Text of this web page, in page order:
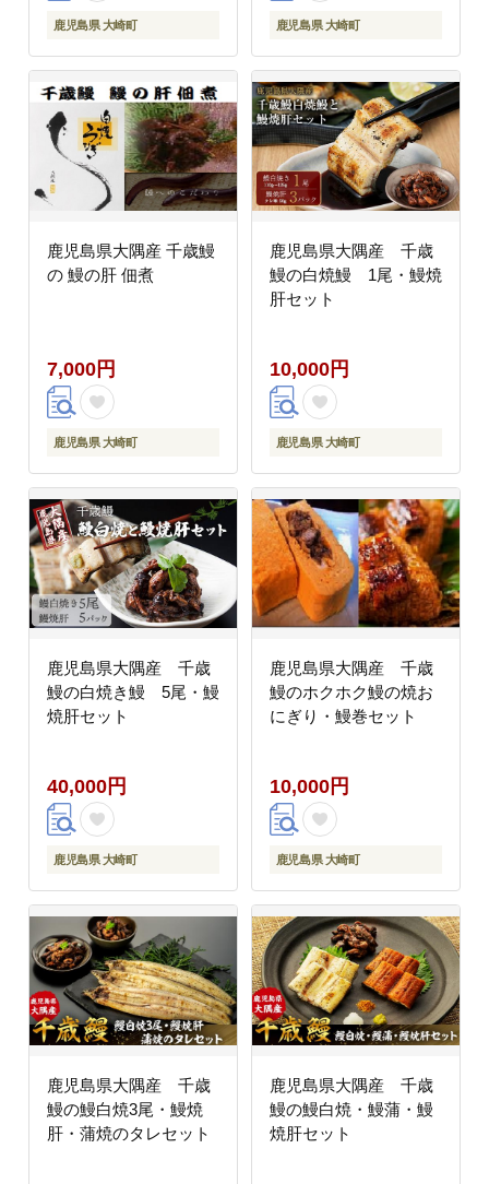
鹿児島県 大崎町 鹿児島県 大崎町
鹿児島県大隅産 千歳鰻
の 鰻の肝 佃煮
7,000円
鹿児島県 大崎町
鹿児島県大隅産 千歳
鰻の白焼鰻 1尾・鰻焼
肝セット
10,000円
鹿児島県 大崎町
鹿児島県大隅産 千歳
鰻の白焼き鰻 5尾・鰻
焼肝セット
40,000円
鹿児島県 大崎町
鹿児島県大隅産 千歳
鰻のホクホク鰻の焼お
にぎり・鰻巻セット
10,000円
鹿児島県 大崎町
鹿児島県大隅産 千歳
鰻の鰻白焼3尾・鰻焼
肝・蒲焼のタレセット
鹿児島県大隅産 千歳
鰻の鰻白焼・鰻蒲・鰻
焼肝セット